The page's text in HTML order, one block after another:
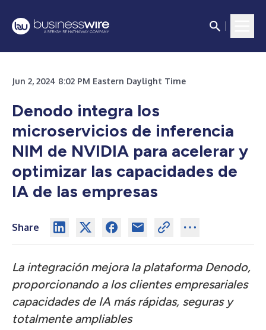
Jun 2, 2024 8:02 PM Eastern Daylight Time
Denodo integra los
microservicios de inferencia
NIM de NVIDIA para acelerar y
optimizar las capacidades de
IA de las empresas
Share
La integración mejora la plataforma Denodo,
proporcionando a los clientes empresariales
capacidades de IA más rápidas, seguras y
totalmente ampliables